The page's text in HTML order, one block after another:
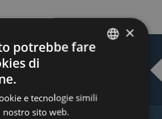
IL TASSO DI
CON LE RECENSIONI
FRENCH
×
potrebbe fare
di
e tecnologie simili
nostro sito web.